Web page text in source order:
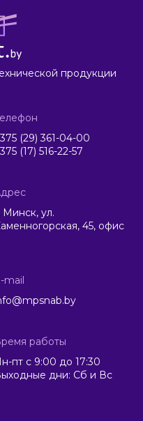
продукции
(29) 361-04-00
(17) 516-22-57
Минск, ул.
45, офис
mail
работы
пт с 9:00 до 17:30
дни: Сб и Вс